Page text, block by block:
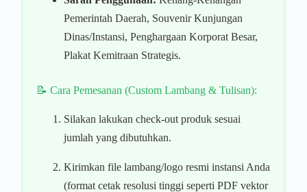
Pemerintah Daerah, Souvenir Kunjungan
Dinas/Instansi, Penghargaan Korporat Besar,
Plakat Kemitraan Strategis.
📝 Cara Pemesanan (Custom Lambang & Tulisan):
Silakan lakukan check-out produk sesuai
jumlah yang dibutuhkan.
Kirimkan file lambang/logo resmi instansi Anda
(format cetak resolusi tinggi seperti PDF vektor